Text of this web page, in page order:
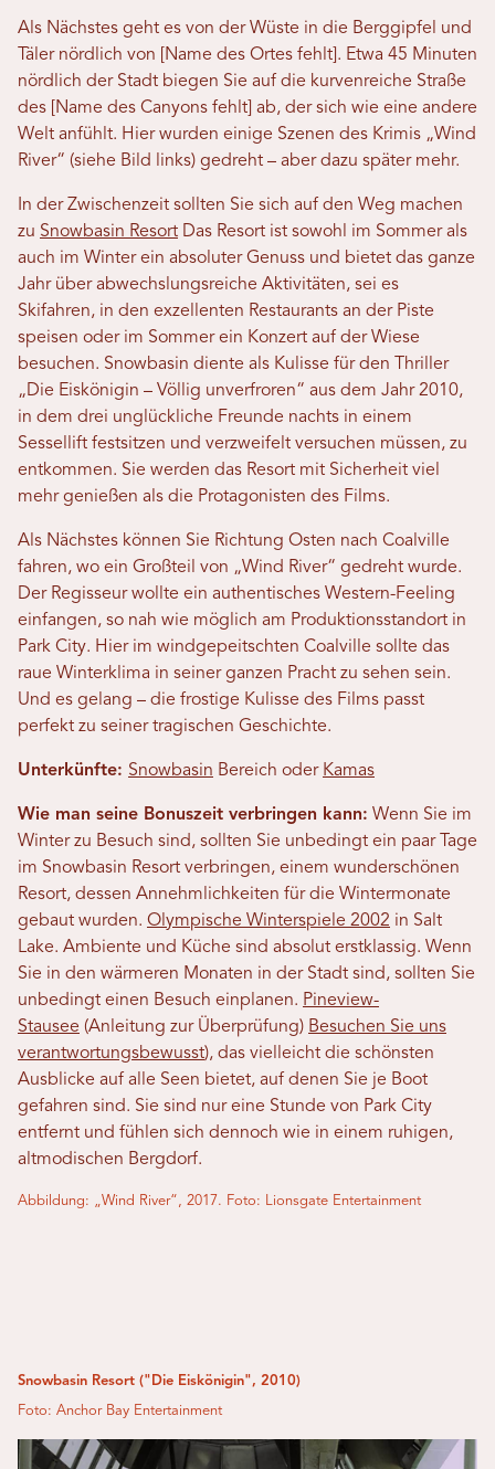
Als Nächstes geht es von der Wüste in die Berggipfel und
Täler nördlich von [Name des Ortes fehlt]. Etwa 45 Minuten
nördlich der Stadt biegen Sie auf die kurvenreiche Straße
des [Name des Canyons fehlt] ab, der sich wie eine andere
Welt anfühlt. Hier wurden einige Szenen des Krimis „Wind
River“ (siehe Bild links) gedreht – aber dazu später mehr.
In der Zwischenzeit sollten Sie sich auf den Weg machen
zu Snowbasin Resort Das Resort ist sowohl im Sommer als
auch im Winter ein absoluter Genuss und bietet das ganze
Jahr über abwechslungsreiche Aktivitäten, sei es
Skifahren, in den exzellenten Restaurants an der Piste
speisen oder im Sommer ein Konzert auf der Wiese
besuchen. Snowbasin diente als Kulisse für den Thriller
„Die Eiskönigin – Völlig unverfroren“ aus dem Jahr 2010,
in dem drei unglückliche Freunde nachts in einem
Sessellift festsitzen und verzweifelt versuchen müssen, zu
entkommen. Sie werden das Resort mit Sicherheit viel
mehr genießen als die Protagonisten des Films.
Als Nächstes können Sie Richtung Osten nach Coalville
fahren, wo ein Großteil von „Wind River“ gedreht wurde.
Der Regisseur wollte ein authentisches Western-Feeling
einfangen, so nah wie möglich am Produktionsstandort in
Park City. Hier im windgepeitschten Coalville sollte das
raue Winterklima in seiner ganzen Pracht zu sehen sein.
Und es gelang – die frostige Kulisse des Films passt
perfekt zu seiner tragischen Geschichte.
Unterkünfte: Snowbasin Bereich oder Kamas
Wie man seine Bonuszeit verbringen kann: Wenn Sie im
Winter zu Besuch sind, sollten Sie unbedingt ein paar Tage
im Snowbasin Resort verbringen, einem wunderschönen
Resort, dessen Annehmlichkeiten für die Wintermonate
gebaut wurden. Olympische Winterspiele 2002 in Salt
Lake. Ambiente und Küche sind absolut erstklassig. Wenn
Sie in den wärmeren Monaten in der Stadt sind, sollten Sie
unbedingt einen Besuch einplanen. Pineview-
Stausee (Anleitung zur Überprüfung) Besuchen Sie uns
verantwortungsbewusst), das vielleicht die schönsten
Ausblicke auf alle Seen bietet, auf denen Sie je Boot
gefahren sind. Sie sind nur eine Stunde von Park City
entfernt und fühlen sich dennoch wie in einem ruhigen,
altmodischen Bergdorf.
Abbildung: „Wind River“, 2017. Foto: Lionsgate Entertainment
Snowbasin Resort ("Die Eiskönigin", 2010)
Foto: Anchor Bay Entertainment